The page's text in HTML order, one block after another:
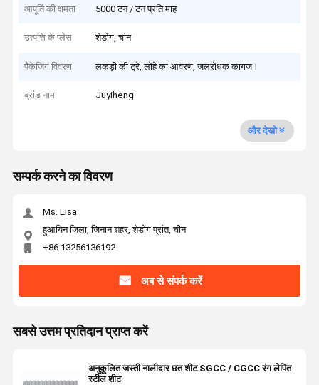
आपूर्ति की क्षमता 5000 टन / टन प्रति माह
उत्पत्ति के प्लेस शेडोंग, चीन
पैकेजिंग विवरण लकड़ी की ट्रे, लोहे का आवरण, जलरोधक कागज।
ब्रांड नाम Juyiheng
और देखो
सम्पर्क करने का विवरण
Ms. Lisa
हुआयिन जिला, जिनान शहर, शेडोंग प्रांत, चीन
+86 13256136192
अब से संपर्क करें
सबसे उत्तम प्रतिदान प्राप्त करें
अनुकूलित जस्ती नालीदार छत शीट SGCC / CGCC रंग लेपित
स्टील शीट